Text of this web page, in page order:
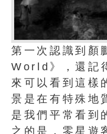
第一次認識到顏
World》，還記
來可以看到這樣
景是在有特殊地
是我們平常看到
之的是，零星遊